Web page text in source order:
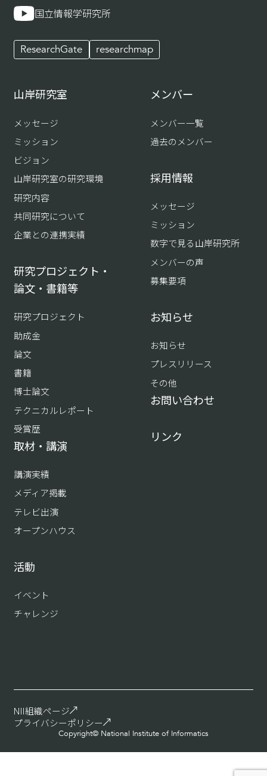
国立情報学研究所
ResearchGate researchmap
山岸研究室
メッセージ
ミッション
ビジョン
山岸研究室の研究環境
研究内容
共同研究について
企業との連携実績
研究プロジェクト・
論文・書籍等
研究プロジェクト
助成金
論文
書籍
博士論文
テクニカルレポート
受賞歴
取材・講演
講演実績
メディア掲載
テレビ出演
オープンハウス
活動
イベント
チャレンジ
メンバー
メンバー一覧
過去のメンバー
採用情報
メッセージ
ミッション
数字で見る山岸研究所
メンバーの声
募集要項
お知らせ
お知らせ
プレスリリース
その他
お問い合わせ
リンク
NII組織ページ
プライバシーポリシー
Copyright© National Institute of Informatics